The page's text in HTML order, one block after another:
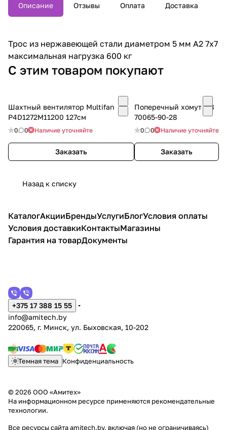
Описание Отзывы Оплата Доставка
Трос из нержавеющей стали диаметром 5 мм A2 7x7
максимальная нагрузка 600 кг
С этим товаром покупают
Шахтный вентилятор Multifan
P4D1272M11200 127см
0 0 Наличие уточняйте
Заказать
Поперечный хомут М8
70065-90-28
0 0 Наличие уточняйте
Заказать
Назад к списку
КаталогАкцииБрендыУслугиБлогУсловия оплаты
Условия доставкиКонтактыМагазины
Гарантия на товарДокументы
+375 17 388 15 55
info@amitech.by
220065, г. Минск, ул. Быховская, 10-202
Темная тема Конфиденциальность
© 2026 ООО «Амитех»
На информационном ресурсе применяются рекомендательные
технологии.
Все ресурсы сайта amitech.by, включая (но не ограничиваясь)